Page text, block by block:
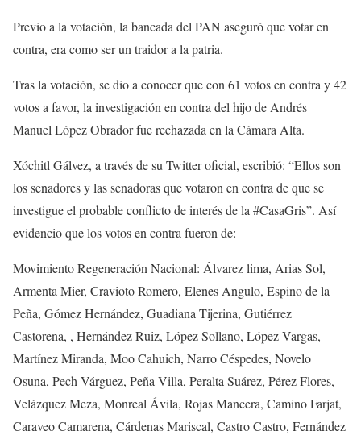
Previo a la votación, la bancada del PAN aseguró que votar en
contra, era como ser un traidor a la patria.
Tras la votación, se dio a conocer que con 61 votos en contra y 42
votos a favor, la investigación en contra del hijo de Andrés
Manuel López Obrador fue rechazada en la Cámara Alta.
Xóchitl Gálvez, a través de su Twitter oficial, escribió: “Ellos son
los senadores y las senadoras que votaron en contra de que se
investigue el probable conflicto de interés de la #CasaGris”. Así
evidencio que los votos en contra fueron de:
Movimiento Regeneración Nacional: Álvarez lima, Arias Sol,
Armenta Mier, Cravioto Romero, Elenes Angulo, Espino de la
Peña, Gómez Hernández, Guadiana Tijerina, Gutiérrez
Castorena, , Hernández Ruiz, López Sollano, López Vargas,
Martínez Miranda, Moo Cahuich, Narro Céspedes, Novelo
Osuna, Pech Várguez, Peña Villa, Peralta Suárez, Pérez Flores,
Velázquez Meza, Monreal Ávila, Rojas Mancera, Camino Farjat,
Caraveo Camarena, Cárdenas Mariscal, Castro Castro, Fernández